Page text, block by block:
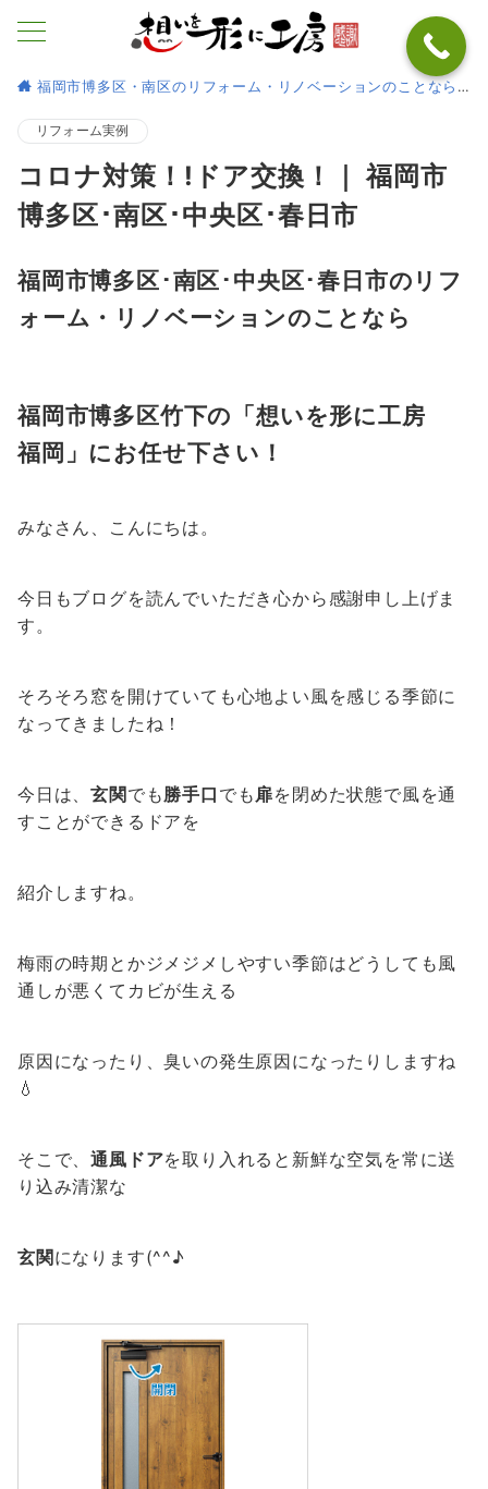
福岡市博多区・南区のリフォーム・リノベーションのことなら
リフォーム実例
コロナ対策！!ドア交換！｜ 福岡市
博多区･南区･中央区･春日市
福岡市博多区･南区･中央区･春日市のリフ
ォーム・リノベーションのことなら
福岡市博多区竹下の「想いを形に工房
福岡 」にお任せ下さい！
みなさん、こんにちは。
今日もブログを読んでいただき心から感謝申し上げま
す。
そろそろ窓を開けていても心地よい風を感じる季節に
なってきましたね！
今日は、玄関 でも勝手口 でも扉を閉めた状態で風を通
すことができるドアを
紹介しますね。
梅雨の時期とかジメジメしやすい季節はどうしても風
通しが悪くてカビが生える
原因になったり、臭いの発生原因になったりしますね
💧
そこで、通風ドアを取り入れると新鮮な空気を常に送
り込み清潔な
玄関 になります(^^♪